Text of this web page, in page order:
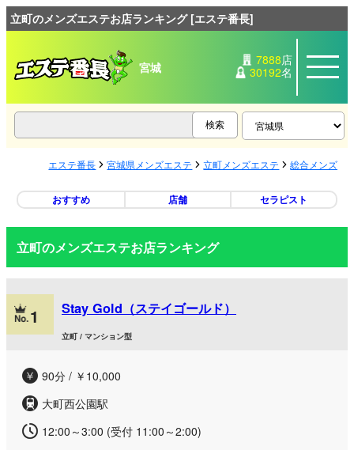
立町のメンズエステお店ランキング [エステ番長]
宮城 7888店
30192名
エステ番長 宮城県メンズエステ 立町メンズエステ 総合メンズエ
おすすめ 店舗 セラピスト
立町のメンズエステお店ランキング
1 Stay Gold（ステイゴールド）
立町 / マンション型
90分 / ￥10,000
大町西公園駅
12:00～3:00 (受付 11:00～2:00)